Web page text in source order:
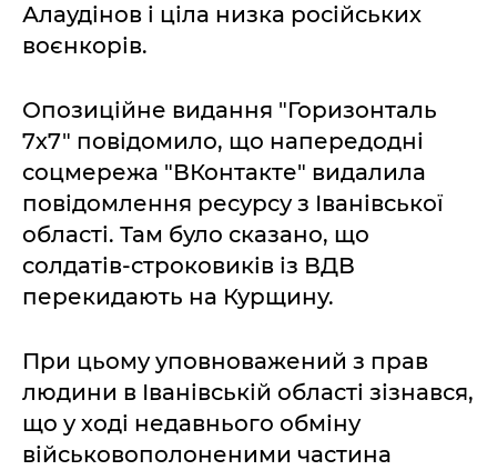
Алаудінов і ціла низка російських
воєнкорів.
Опозиційне видання "Горизонталь
7х7" повідомило, що напередодні
соцмережа "ВКонтакте" видалила
повідомлення ресурсу з Іванівської
області. Там було сказано, що
солдатів-строковиків із ВДВ
перекидають на Курщину.
При цьому уповноважений з прав
людини в Іванівській області зізнався,
що у ході недавнього обміну
військовополоненими частина